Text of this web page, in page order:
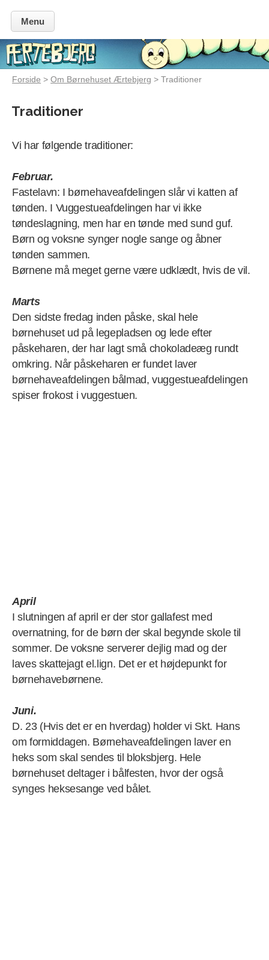
Menu
Forside >Om Børnehuset Ærtebjerg > Traditioner
Traditioner
Vi har følgende traditioner:
Februar.
Fastelavn: I børnehaveafdelingen slår vi katten af
tønden. I Vuggestueafdelingen har vi ikke
tøndeslagning, men har en tønde med sund guf.
Børn og voksne synger nogle sange og åbner
tønden sammen.
Børnene må meget gerne være udklædt, hvis de vil.
Marts
Den sidste fredag inden påske, skal hele
børnehuset ud på legepladsen og lede efter
påskeharen, der har lagt små chokoladeæg rundt
omkring. Når påskeharen er fundet laver
børnehaveafdelingen bålmad, vuggestueafdelingen
spiser frokost i vuggestuen.
April
I slutningen af april er der stor gallafest med
overnatning, for de børn der skal begynde skole til
sommer. De voksne serverer dejlig mad og der
laves skattejagt el.lign. Det er et højdepunkt for
børnehavebørnene.
Juni.
D. 23 (Hvis det er en hverdag) holder vi Skt. Hans
om formiddagen. Børnehaveafdelingen laver en
heks som skal sendes til bloksbjerg. Hele
børnehuset deltager i bålfesten, hvor der også
synges heksesange ved bålet.